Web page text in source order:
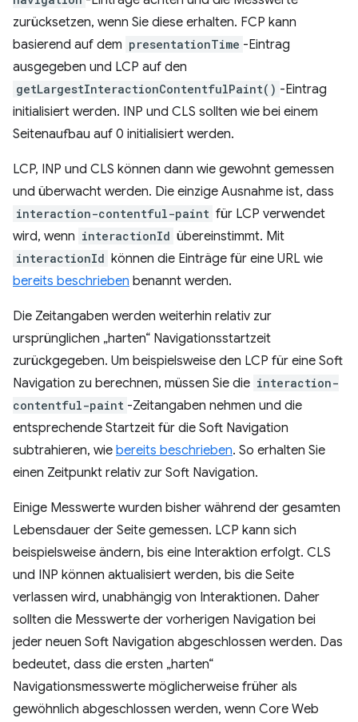
zurücksetzen, wenn Sie diese erhalten. FCP kann
basierend auf dem presentationTime -Eintrag
ausgegeben und LCP auf den
getLargestInteractionContentfulPaint() -Eintrag
initialisiert werden. INP und CLS sollten wie bei einem
Seitenaufbau auf 0 initialisiert werden.
LCP, INP und CLS können dann wie gewohnt gemessen
und überwacht werden. Die einzige Ausnahme ist, dass
interaction-contentful-paint für LCP verwendet
wird, wenn interactionId übereinstimmt. Mit
interactionId können die Einträge für eine URL wie
bereits beschrieben benannt werden.
Die Zeitangaben werden weiterhin relativ zur
ursprünglichen „harten“ Navigationsstartzeit
zurückgegeben. Um beispielsweise den LCP für eine Soft
Navigation zu berechnen, müssen Sie die interaction-
contentful-paint -Zeitangaben nehmen und die
entsprechende Startzeit für die Soft Navigation
subtrahieren, wie bereits beschrieben. So erhalten Sie
einen Zeitpunkt relativ zur Soft Navigation.
Einige Messwerte wurden bisher während der gesamten
Lebensdauer der Seite gemessen. LCP kann sich
beispielsweise ändern, bis eine Interaktion erfolgt. CLS
und INP können aktualisiert werden, bis die Seite
verlassen wird, unabhängig von Interaktionen. Daher
sollten die Messwerte der vorherigen Navigation bei
jeder neuen Soft Navigation abgeschlossen werden. Das
bedeutet, dass die ersten „harten“
Navigationsmesswerte möglicherweise früher als
gewöhnlich abgeschlossen werden, wenn Core Web